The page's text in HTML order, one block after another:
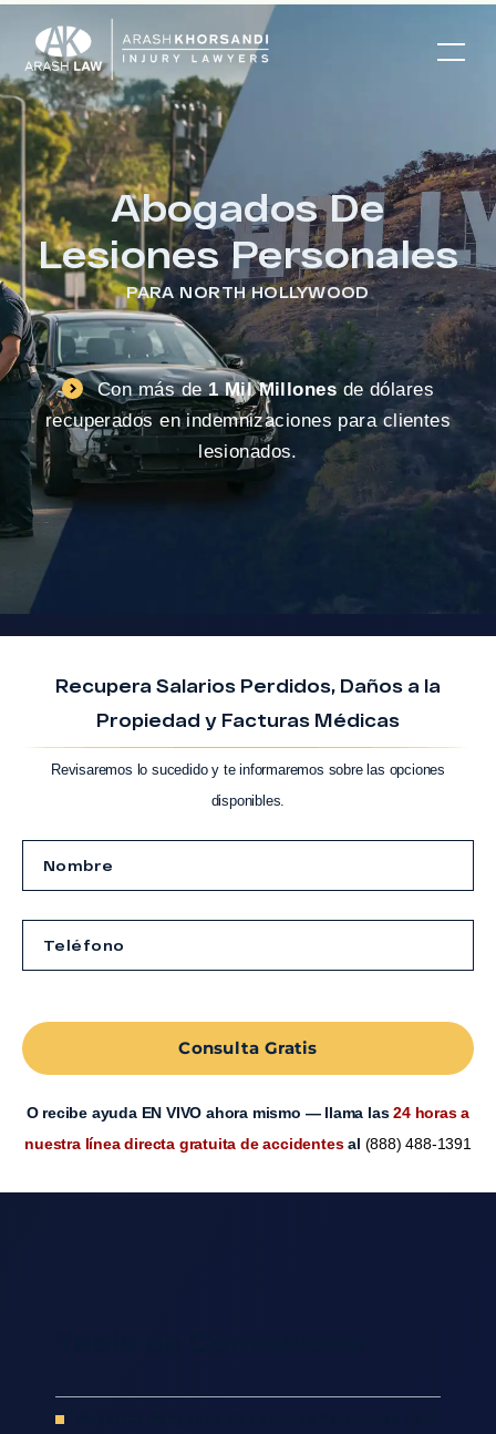
Abogados De
Lesiones Personales
PARA NORTH HOLLYWOOD
Con más de1 Mil Millonesde dólares
recuperados en indemnizaciones para clientes
lesionados.
Recupera Salarios Perdidos, Daños a la
Propiedad y Facturas Médicas
Revisaremos lo sucedido y te informaremos sobre las opciones
disponibles.
Consulta Gratis
O recibe ayuda EN VIVO ahora mismo — llama las24 horas a
nuestra línea directa gratuita de accidentesal (888) 488-1391